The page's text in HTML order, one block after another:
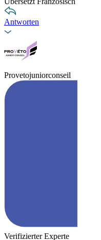
Antworten
Provetojuniorconseil
Verifizierter Experte